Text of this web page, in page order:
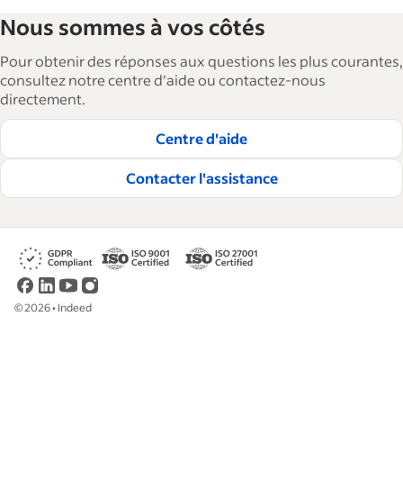
employeurs d'Indeed aide les entreprises à
agrandir et à gérer leurs effectifs. Avec plus de 15
000 articles en 6 langues, nous proposons des
conseils, des guides détaillés et des bonnes
pratiques visant à aider les entreprises à
embaucher et à fidéliser les talents.
Lire nos règles éditoriales
Nous sommes à vos côtés
Pour obtenir des réponses aux questions les plus courantes,
consultez notre centre d'aide ou contactez-nous
directement.
Centre d'aide
Contacter l'assistance
©2026• Indeed